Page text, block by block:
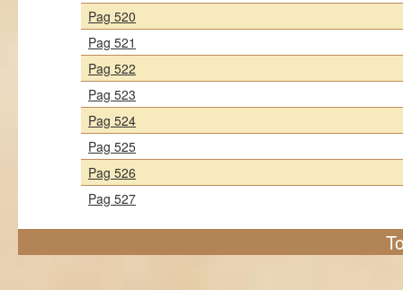
Pag 520
Pag 521
Pag 522
Pag 523
Pag 524
Pag 525
Pag 526
Pag 527